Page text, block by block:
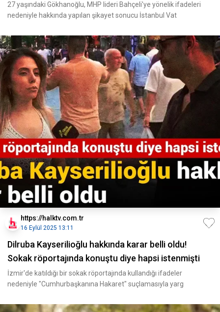
27 yaşındaki Gökhanoğlu, MHP lideri Bahçeli'ye yönelik ifadeleri
nedeniyle hakkında yapılan şikayet sonucu İstanbul Vat
https://halktv.com.tr
16 Eylül 2025 13:11
Dilruba Kayserilioğlu hakkında karar belli oldu!
Sokak röportajında konuştu diye hapsi istenmişti
İzmir'de katıldığı bir sokak röportajında kullandığı ifadeler
nedeniyle "Cumhurbaşkanına Hakaret" suçlamasıyla yarg